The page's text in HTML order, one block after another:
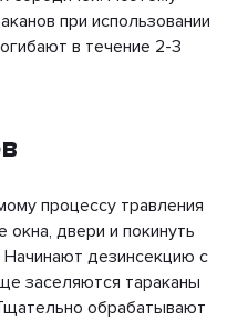
при использовании
в течение 2-3
процессу травления
окна, двери и покинуть
дезинсекцию с
заселяются тараканы
обрабатывают